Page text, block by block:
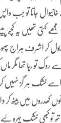
جاتا تو جب
مجھے کہتی تھیں یہ کچھ
بول کر اشرف ہراج
تو رہا تھا مگر ماں
اسے خشک ہر گز نہیں
کھدروں میں بیٹھ کر
تو کبھی خشک چہرہ